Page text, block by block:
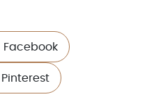
Facebook
Pinterest